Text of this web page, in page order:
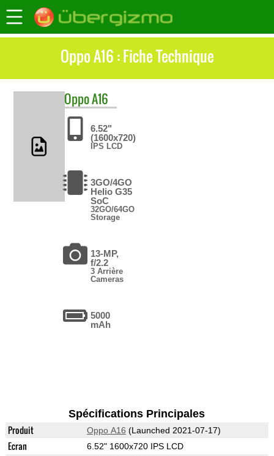
Oppo A16 : Fiche Technique
OppoA16
6.52"
(1600x720)
IPS LCD
3GO/4GO
Helio G35
SoC
32GO/64GO
Storage
13-MP,
f/2.2
3 Arrière
Cameras
5000
mAh
Spécifications Principales
Produit Oppo A16 (Launched 2021-07-17)
Ecran 6.52" 1600x720 IPS LCD